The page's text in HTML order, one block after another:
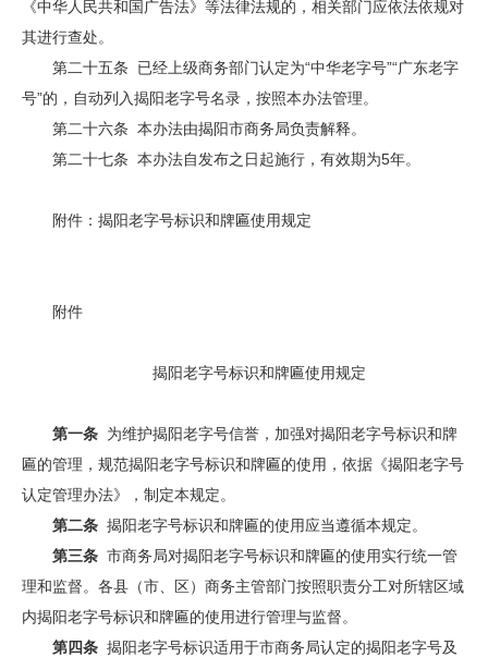
《中华人民共和国广告法》等法律法规的，相关部门应依法依规对
其进行查处。
第二十五条 已经上级商务部门认定为“中华老字号”“广东老字
号”的，自动列入揭阳老字号名录，按照本办法管理。
第二十六条 本办法由揭阳市商务局负责解释。
第二十七条 本办法自发布之日起施行，有效期为5年。
附件：揭阳老字号标识和牌匾使用规定
附件
揭阳老字号标识和牌匾使用规定
第一条 为维护揭阳老字号信誉，加强对揭阳老字号标识和牌
匾的管理，规范揭阳老字号标识和牌匾的使用，依据《揭阳老字号
认定管理办法》，制定本规定。
第二条 揭阳老字号标识和牌匾的使用应当遵循本规定。
第三条 市商务局对揭阳老字号标识和牌匾的使用实行统一管
理和监督。各县（市、区）商务主管部门按照职责分工对所辖区域
内揭阳老字号标识和牌匾的使用进行管理与监督。
第四条 揭阳老字号标识适用于市商务局认定的揭阳老字号及